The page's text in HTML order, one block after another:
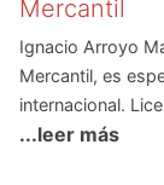
Mercantil
Ignacio Arroyo
Mercantil, es
internacional.
Deusto (Bilbao),
...leer más